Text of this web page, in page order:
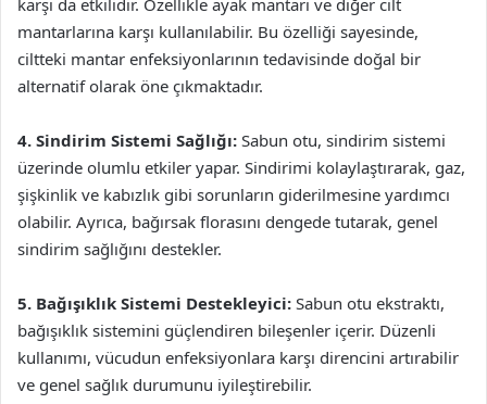
karşı da etkilidir. Özellikle ayak mantarı ve diğer cilt
mantarlarına karşı kullanılabilir. Bu özelliği sayesinde,
ciltteki mantar enfeksiyonlarının tedavisinde doğal bir
alternatif olarak öne çıkmaktadır.
4. Sindirim Sistemi Sağlığı: Sabun otu, sindirim sistemi
üzerinde olumlu etkiler yapar. Sindirimi kolaylaştırarak, gaz,
şişkinlik ve kabızlık gibi sorunların giderilmesine yardımcı
olabilir. Ayrıca, bağırsak florasını dengede tutarak, genel
sindirim sağlığını destekler.
5. Bağışıklık Sistemi Destekleyici: Sabun otu ekstraktı,
bağışıklık sistemini güçlendiren bileşenler içerir. Düzenli
kullanımı, vücudun enfeksiyonlara karşı direncini artırabilir
ve genel sağlık durumunu iyileştirebilir.